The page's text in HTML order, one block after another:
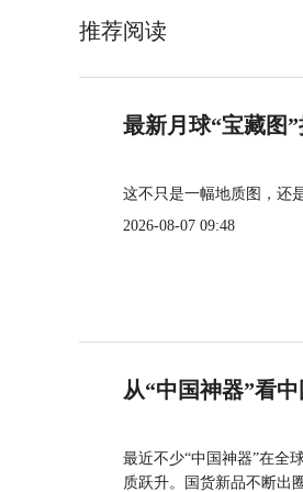
推荐阅读
最新月球“宝藏图
这不只是一幅地质图，还
2026-08-07 09:48
从“中国神器”看
最近不少“中国神器”在全
质跃升。国货新品不断出